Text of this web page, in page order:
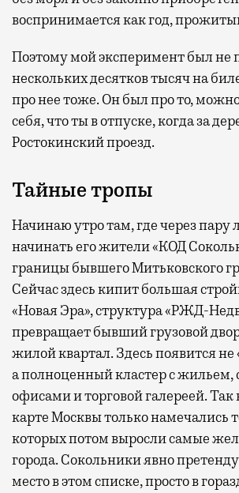
воспринимается как год,
Поэтому мой эксперимент был не
нескольких десятков тысяч на
про нее тоже. Он был про то,
себя, что ты в отпуске, когда за
Ростокинский проезд.
Тайные тропы
Начинаю утро там, где через пару
начинать его жители «КОД
границы бывшего Митьковского
Сейчас здесь кипит большая
«Новая Эра», структура «РЖД-
превращает бывший грузовой
жилой квартал. Здесь появится
а полноценный кластер с
офисами и торговой галереей. Так
карте Москвы только намечались
которых потом выросли самые
города. Сокольники явно
место в этом списке, просто в